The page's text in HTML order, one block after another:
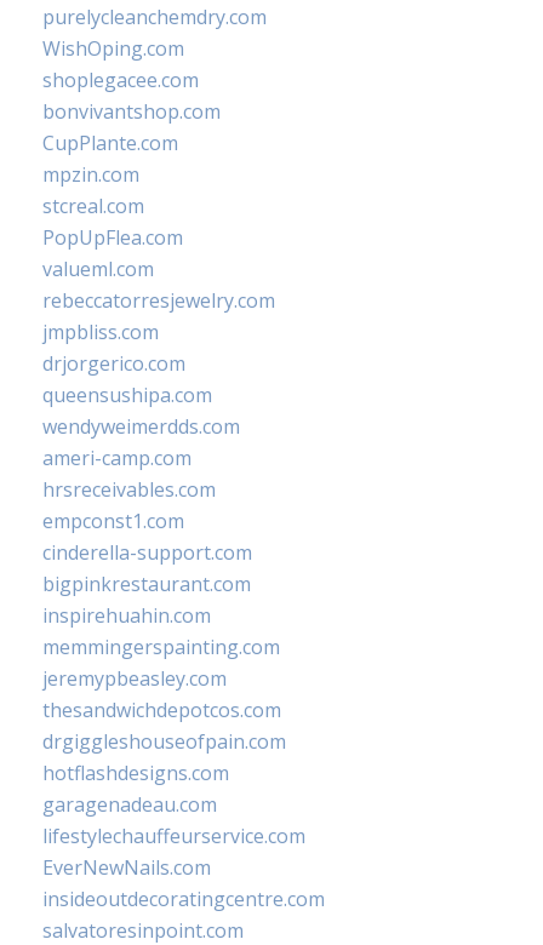
purelycleanchemdry.com
WishOping.com
shoplegacee.com
bonvivantshop.com
CupPlante.com
mpzin.com
stcreal.com
PopUpFlea.com
valueml.com
rebeccatorresjewelry.com
jmpbliss.com
drjorgerico.com
queensushipa.com
wendyweimerdds.com
ameri-camp.com
hrsreceivables.com
empconst1.com
cinderella-support.com
bigpinkrestaurant.com
inspirehuahin.com
memmingerspainting.com
jeremypbeasley.com
thesandwichdepotcos.com
drgiggleshouseofpain.com
hotflashdesigns.com
garagenadeau.com
lifestylechauffeurservice.com
EverNewNails.com
insideoutdecoratingcentre.com
salvatoresinpoint.com